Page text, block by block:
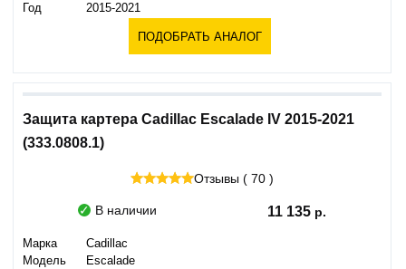
Год
2015-2021
ПОДОБРАТЬ АНАЛОГ
Защита картера Cadillac Escalade IV 2015-2021
(333.0808.1)
Отзывы ( 70 )
В наличии 11 135
Марка
Cadillac
Модель
Escalade